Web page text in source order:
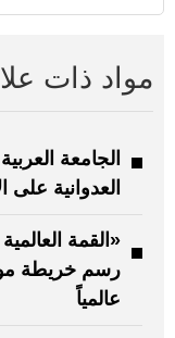
مواد ذات
الجامعة
العدوانية
«القمة
رسم خريطة
عالمياً